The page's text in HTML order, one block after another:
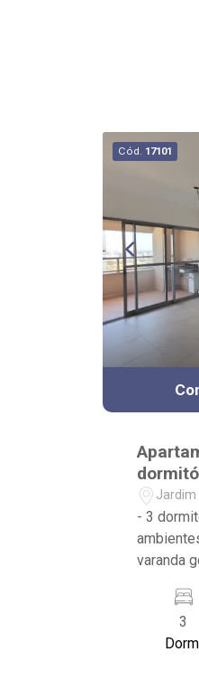
Cód. 17101
Jardim
- 3
varanda
com
salão
-
3